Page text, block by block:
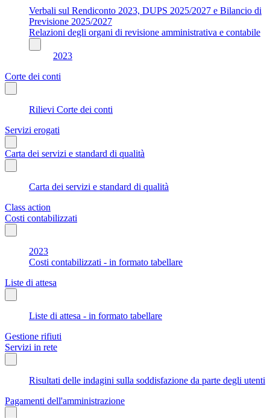
Verbali sul Rendiconto 2023, DUPS 2025/2027 e Bilancio di
Previsione 2025/2027
Relazioni degli organi di revisione amministrativa e contabile
2023
Corte dei conti
Rilievi Corte dei conti
Servizi erogati
Carta dei servizi e standard di qualità
Carta dei servizi e standard di qualità
Class action
Costi contabilizzati
2023
Costi contabilizzati - in formato tabellare
Liste di attesa
Liste di attesa - in formato tabellare
Gestione rifiuti
Servizi in rete
Risultati delle indagini sulla soddisfazione da parte degli utenti
Pagamenti dell'amministrazione